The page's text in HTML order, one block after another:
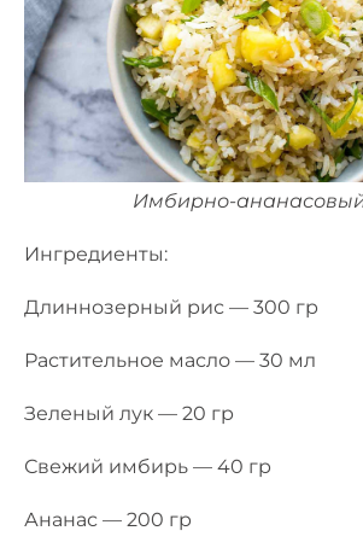
Имбирно-
Ингредиенты:
Длиннозерный рис — 300 гр
Растительное масло — 30 мл
Зеленый лук — 20 гр
Свежий имбирь — 40 гр
Ананас — 200 гр